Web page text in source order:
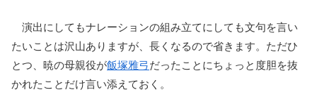
演出にしてもナレーションの組み立てにしても文句を言い
たいことは沢山ありますが、長くなるので省きます。ただひ
とつ、暁の母親役が飯塚雅弓だったことにちょっと度胆を抜
かれたことだけ言い添えておく。